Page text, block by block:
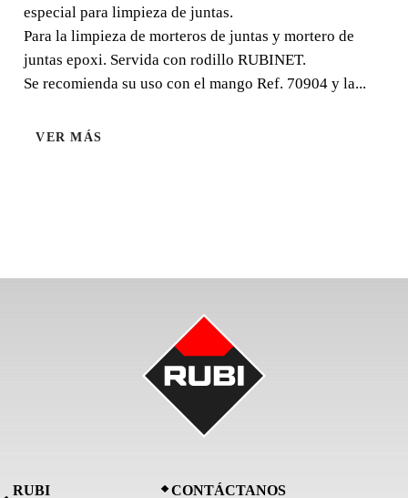
especial para limpieza de juntas.
Para la limpieza de morteros de juntas y mortero de
juntas epoxi. Servida con rodillo RUBINET.
Se recomienda su uso con el mango Ref. 70904 y la...
VER MÁS
RUBI
CONTÁCTANOS